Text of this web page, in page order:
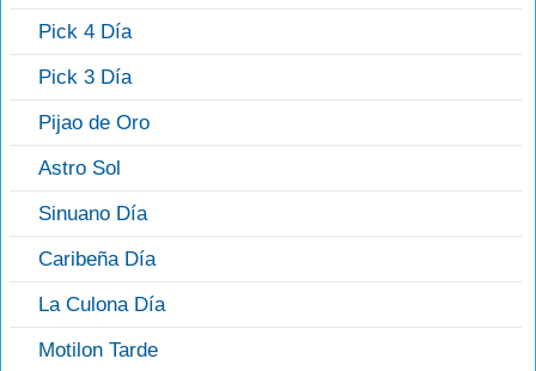
Pick 4 Día
Pick 3 Día
Pijao de Oro
Astro Sol
Sinuano Día
Caribeña Día
La Culona Día
Motilon Tarde